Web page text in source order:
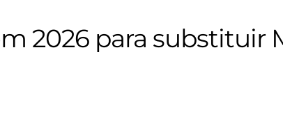
2026 para substituir